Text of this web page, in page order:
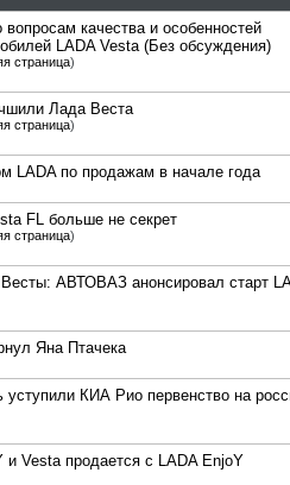
качества и особенностей
LADA Vesta (Без обсуждения)
страница)
Лада Веста
страница)
LADA по продажам в начале года
FL больше не секрет
страница)
АВТОВАЗ анонсировал старт
Яна Птачека
уступили КИА Рио первенство на
и Vesta продается с LADA EnjoY